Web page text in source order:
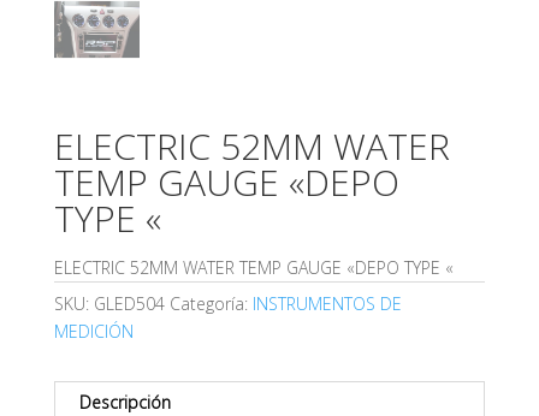
ELECTRIC 52MM WATER
TEMP GAUGE «DEPO
TYPE «
ELECTRIC 52MM WATER TEMP GAUGE «DEPO TYPE «
SKU: GLED504 Categoría: INSTRUMENTOS DE
MEDICIÓN
Descripción